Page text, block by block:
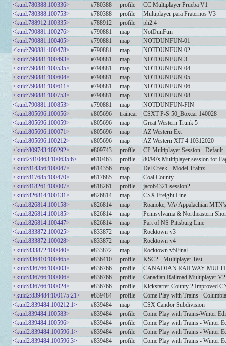
<kuid:780388:100336>
#780388 profile
CC Multiplayer Prueba V1
<kuid:780388:100753>
#780388 profile
Multiplayer para Fraternos V3
<kuid:788912:100335>
#788912 profile
ph2.4
<kuid:790881:100276>
#790881 map
NotDunFun
<kuid:790881:100405>
#790881 map
NOTDUNFUN-01
<kuid:790881:100478>
#790881 map
NOTDUNFUN-02
<kuid:790881:100493>
#790881 map
NOTDUNFUN-3
<kuid:790881:100535>
#790881 map
NOTDUNFUN-04
<kuid:790881:100604>
#790881 map
NOTDUNFUN-05
<kuid:790881:100611>
#790881 map
NOTDUNFUN-06
<kuid:790881:100753>
#790881 map
NOTDUNFUN-08
<kuid:790881:100853>
#790881 map
NOTDUNFUN-FIN
<kuid:805696:100056>
#805696 traincar
CSXT P-S 50_Boxcar 140028
<kuid:805696:100059>
#805696 map
Great Western Trunk 5
<kuid:805696:100071>
#805696 map
AZ Western Ext
<kuid:805696:100212>
#805696 map
AZ Western XIT 4 10312020
<kuid:809743:100292>
#809743 profile
CP Multiplayer Session - Default
<kuid2:810463:100635:6>
#810463 profile
80/90's Multiplayer session for
<kuid:814356:100047>
#814356 map
Del Creek - Model Trainz
<kuid:817685:100470>
#817685 map
Coal County
<kuid:818261:100007>
#818261 profile
jacob4321 session2
<kuid:826814:100131>
#826814 map
CSX Freight Line
<kuid:826814:100158>
#826814 map
Roanoke, VA/ Appalachian
<kuid:826814:100185>
#826814 map
Pennsylvania & Northeastern
<kuid:826814:100447>
#826814 map
Part of NS Pittsburg Line
<kuid:833872:100025>
#833872 map
Rocktown v3
<kuid:833872:100028>
#833872 map
Rocktown v4
<kuid:833872:100040>
#833872 map
Rocktown v5Final
<kuid:836410:100465>
#836410 profile
KSC2 - Multiplayer Test
<kuid:836766:100003>
#836766 profile
CANADIAN RAILWAY
<kuid:836766:100006>
#836766 profile
Canadian Railroad Multiplayer V2
<kuid:836766:100024>
#836766 profile
Kickstarter County 2 Improved
<kuid2:839484:100175:21>
#839484 profile
Come Play with Trains -
<kuid2:839484:100212:1>
#839484 map
CSX Candor Subdivision
<kuid:839484:100583>
#839484 profile
Come Play with Trains-Winter
<kuid:839484:100596>
#839484 profile
Come Play with Trains - Winter
<kuid2:839484:100596:1>
#839484 profile
Come Play with Trains - Winter
<kuid2:839484:100596:3>
#839484 profile
Come Play with Trains - Winter